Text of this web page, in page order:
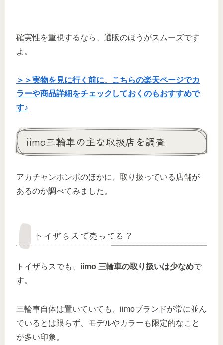
確実性を重視するなら、通販のほうがスムーズです
よ。
＞＞実物を見に行く前に、こちらの楽天ページでカ
ラーや商品詳細をチェックしておくのもおすすめで
す♪
iimo三輪車の主な取扱店を調査
アカチャンホンポのほかに、取り扱っている店舗が
あるのか調べてみました。
トイザらスで売ってる？
トイザらスでも、 iimo 三輪車の取り扱いは少なめで
す。
三輪車自体は置いていても、iimoブランドが常に並ん
でいるとは限らず、モデルやカラーも限定的なこと
が多い印象。